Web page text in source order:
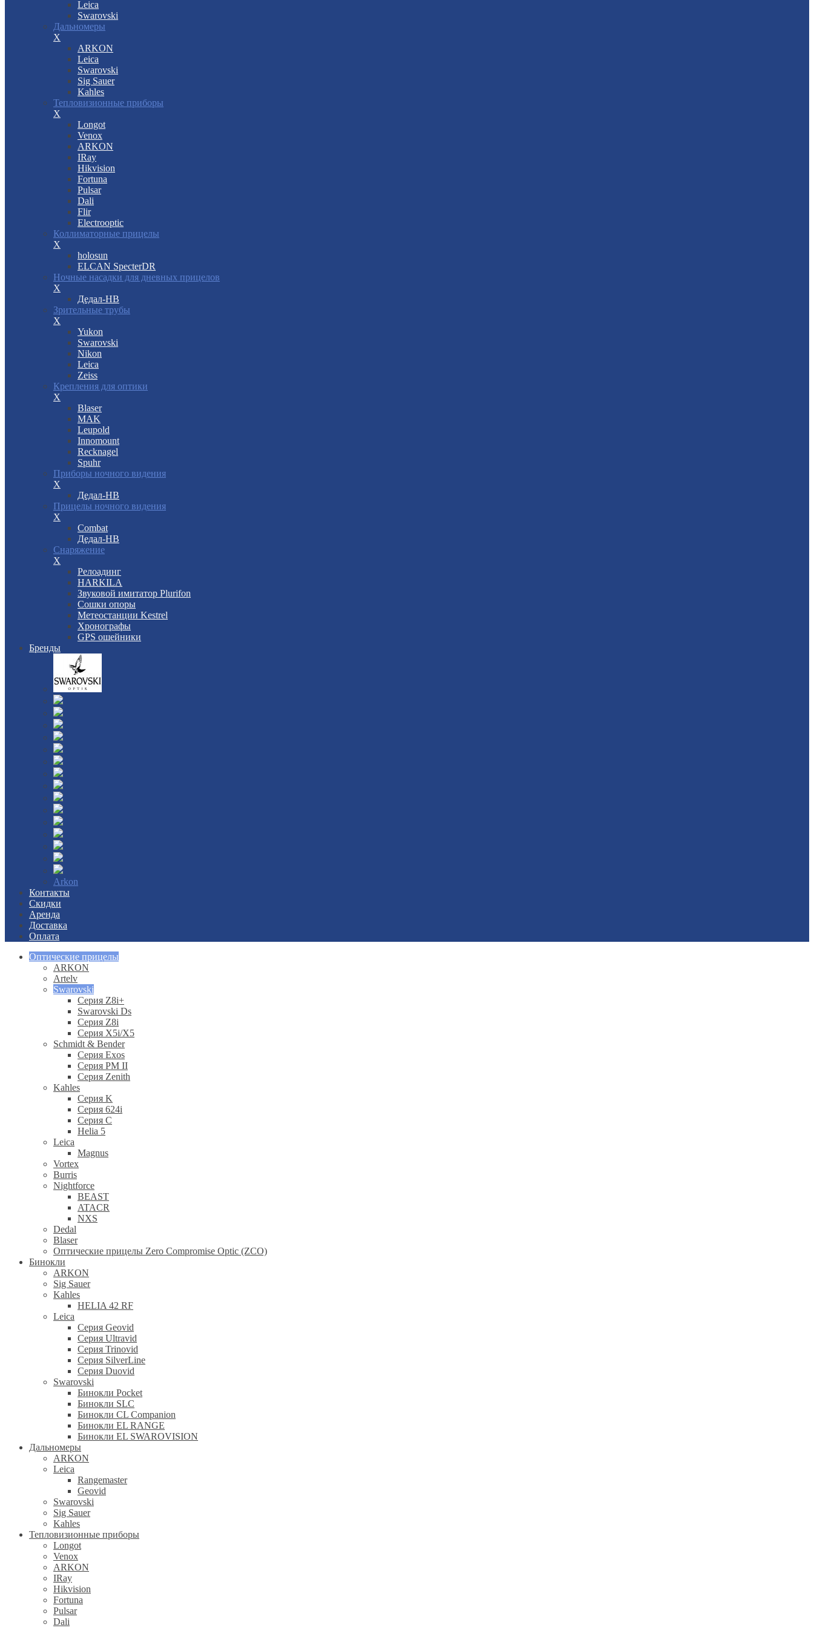
Leica
Swarovski
Дальномеры
X
ARKON
Leica
Swarovski
Sig Sauer
Kahles
Тепловизионные приборы
X
Longot
Venox
ARKON
IRay
Hikvision
Fortuna
Pulsar
Dali
Flir
Electrooptic
Коллиматорные прицелы
X
holosun
ELCAN SpecterDR
Ночные насадки для дневных прицелов
X
Дедал-НВ
Зрительные трубы
X
Yukon
Swarovski
Nikon
Leica
Zeiss
Крепления для оптики
X
Blaser
MAK
Leupold
Innomount
Recknagel
Spuhr
Приборы ночного видения
X
Дедал-НВ
Прицелы ночного видения
X
Combat
Дедал-НВ
Снаряжение
X
Релоадинг
HARKILA
Звуковой имитатор Plurifon
Сошки опоры
Метеостанции Kestrel
Хронографы
GPS ошейники
Бренды
Arkon
Контакты
Скидки
Аренда
Доставка
Оплата
Оптические прицелы
ARKON
Artelv
Swarovski
Серия Z8i+
Swarovski Ds
Серия Z8i
Серия X5i/X5
Schmidt & Bender
Серия Exos
Серия PM II
Cерия Zenith
Kahles
Серия K
Серия 624i
Серия С
Helia 5
Leica
Magnus
Vortex
Burris
Nightforce
BEAST
ATACR
NXS
Dedal
Blaser
Оптические прицелы Zero Compromise Optic (ZCO)
Бинокли
ARKON
Sig Sauer
Kahles
HELIA 42 RF
Leica
Серия Geovid
Серия Ultravid
Серия Trinovid
Серия SilverLine
Серия Duovid
Swarovski
Бинокли Pocket
Бинокли SLC
Бинокли CL Companion
Бинокли EL RANGE
Бинокли EL SWAROVISION
Дальномеры
ARKON
Leica
Rangemaster
Geovid
Swarovski
Sig Sauer
Kahles
Тепловизионные приборы
Longot
Venox
ARKON
IRay
Hikvision
Fortuna
Pulsar
Dali